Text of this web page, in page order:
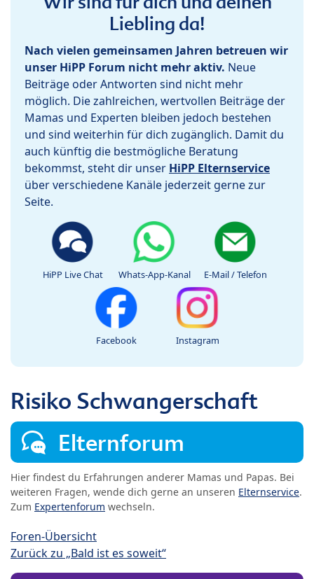
Liebling da!
Nach vielen gemeinsamen Jahren betreuen wir
unser HiPP Forum nicht mehr aktiv. Neue
Beiträge oder Antworten sind nicht mehr
möglich. Die zahlreichen, wertvollen Beiträge der
Mamas und Experten bleiben jedoch bestehen
und sind weiterhin für dich zugänglich. Damit du
auch künftig die bestmögliche Beratung
bekommst, steht dir unser HiPP Elternservice
über verschiedene Kanäle jederzeit gerne zur
Seite.
HiPP Live Chat Whats-App-Kanal E-Mail / Telefon
Facebook Instagram
Risiko Schwangerschaft
Elternforum
Hier findest du Erfahrungen anderer Mamas und Papas. Bei
weiteren Fragen, wende dich gerne an unseren Elternservice.
Zum Expertenforum wechseln.
Foren-Übersicht
Zurück zu „Bald ist es soweit“